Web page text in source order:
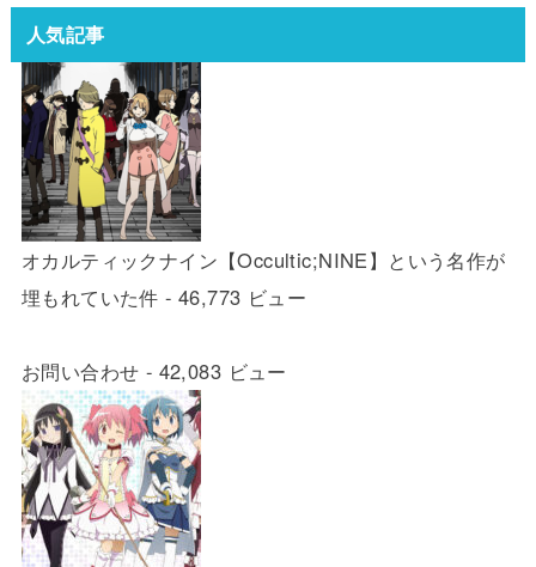
人気記事
オカルティックナイン【Occultic;NINE】という名作が
埋もれていた件 - 46,773 ビュー
お問い合わせ - 42,083 ビュー